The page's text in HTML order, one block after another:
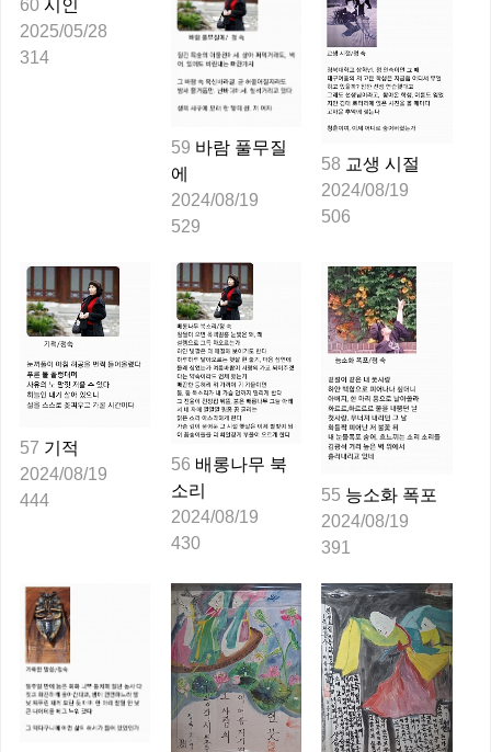
60 시인
2025/05/28
314
59 바람 풀무질
에
2024/08/19
529
58 교생 시절
2024/08/19
506
57 기적
2024/08/19
444
56 배롱나무 북
소리
2024/08/19
430
55 능소화 폭포
2024/08/19
391